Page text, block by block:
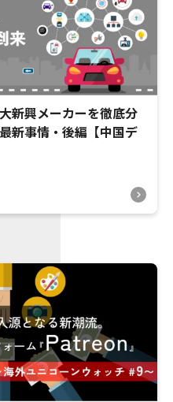
新興メーカーを徹底分
新事情・後編【中国デ